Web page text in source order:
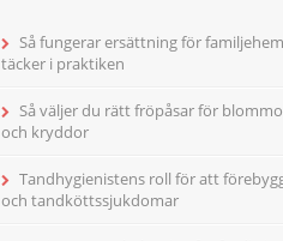
Så fungerar ersättning för
täcker i praktiken
Så väljer du rätt fröpåsar för
och kryddor
Tandhygienistens roll för att
och tandköttssjukdomar